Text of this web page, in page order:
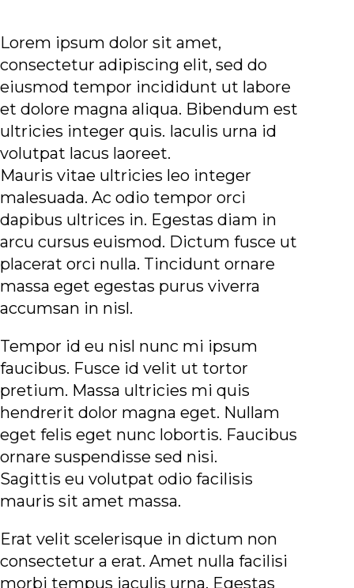
Lorem ipsum dolor sit amet,
consectetur adipiscing elit, sed do
eiusmod tempor incididunt ut labore
et dolore magna aliqua. Bibendum est
ultricies integer quis. Iaculis urna id
volutpat lacus laoreet.
Mauris vitae ultricies leo integer
malesuada. Ac odio tempor orci
dapibus ultrices in. Egestas diam in
arcu cursus euismod. Dictum fusce ut
placerat orci nulla. Tincidunt ornare
massa eget egestas purus viverra
accumsan in nisl.
Tempor id eu nisl nunc mi ipsum
faucibus. Fusce id velit ut tortor
pretium. Massa ultricies mi quis
hendrerit dolor magna eget. Nullam
eget felis eget nunc lobortis. Faucibus
ornare suspendisse sed nisi.
Sagittis eu volutpat odio facilisis
mauris sit amet massa.
Erat velit scelerisque in dictum non
consectetur a erat. Amet nulla facilisi
morbi tempus iaculis urna. Egestas